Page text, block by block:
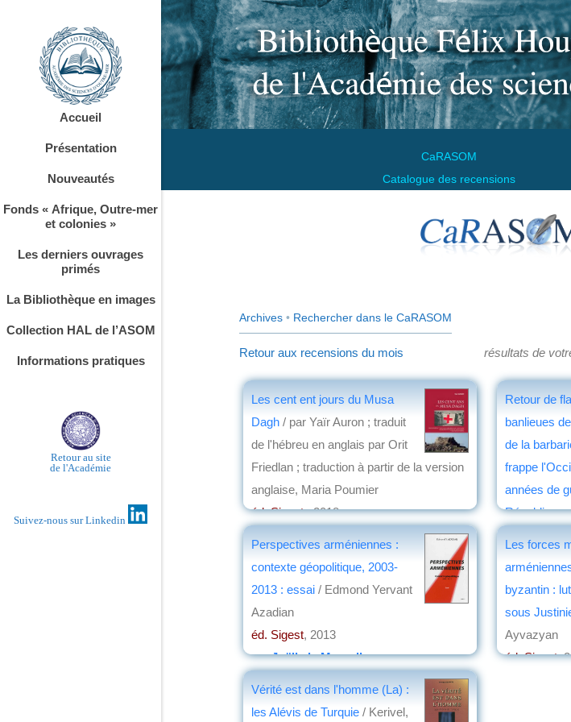
CaRASOM
Catalogue des recensions
Accueil
Présentation
Nouveautés
Fonds « Afrique, Outre-mer
et colonies »
Les derniers ouvrages
primés
La Bibliothèque en images
Collection HAL de l’ASOM
Informations pratiques
Retour au site
de l'Académie
Suivez-nous sur Linkedin
Archives • Rechercher dans le CaRASOM
Retour aux recensions du mois résultats de
Les cent ent jours du Musa
Dagh / par Yaïr Auron ; traduit
de l'hébreu en anglais par Orit
Friedlan ; traduction à partir de la version
anglaise, Maria Poumier
éd. Sigest, 2018
Retour de
banlieues
de la
frappe
années de
République
Perspectives arméniennes :
contexte géopolitique, 2003-
2013 : essai / Edmond Yervant
Azadian
éd. Sigest, 2013
parJoëlle le Morzellec
Les forces
byzantin :
sous
Ayvazyan
éd. Sigest,
Vérité est dans l'homme (La) :
les Alévis de Turquie / Kerivel,